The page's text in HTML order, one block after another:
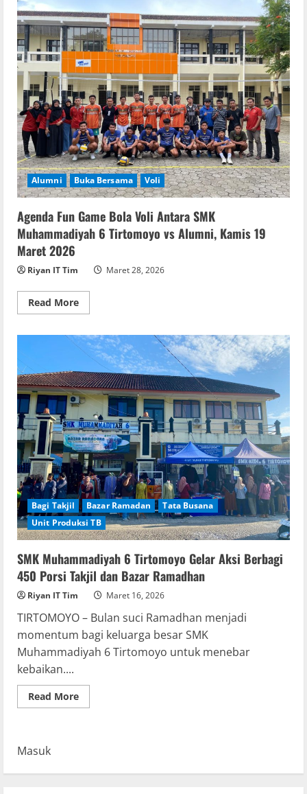
dan
Halal
Bihalal
1447
H
SMK
Muhammadiyah
6
Tirtomoyo
Sabtu,
28
Maret
2026
Alumni Buka Bersama Voli
Agenda Fun Game Bola Voli Antara SMK
Muhammadiyah 6 Tirtomoyo vs Alumni, Kamis 19
Maret 2026
Riyan IT Tim Maret 28, 2026
Read MoreRead
more
Fun
Game
Bola
Voli
Antara
SMK
Muhammadiyah
6
Tirtomoyo
vs
Alumni,
Kamis
19
Maret
2026
Bagi Takjil Bazar Ramadan
Tata Busana
Unit Produksi TB
SMK Muhammadiyah 6 Tirtomoyo Gelar Aksi Berbagi
450 Porsi Takjil dan Bazar Ramadhan
Riyan IT Tim Maret 16, 2026
TIRTOMOYO – Bulan suci Ramadhan menjadi
momentum bagi keluarga besar SMK
Muhammadiyah 6 Tirtomoyo untuk menebar
kebaikan....
Read MoreRead
more
Aksi
Masuk